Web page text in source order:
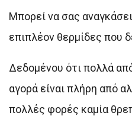
Μπορεί να σας
επιπλέον θερμίδες που
Δεδομένου ότι πολλά
αγορά είναι πλήρη από
πολλές φορές καμία